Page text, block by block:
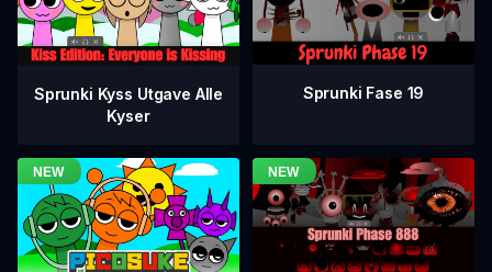
Sprunki Kyss Utgave Alle
Kyser
Sprunki Fase 19